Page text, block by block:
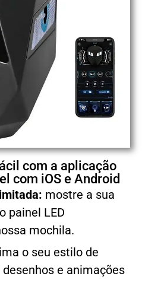
com a aplicação
com iOS e Android
mostre a sua
painel LED
mochila.
o seu estilo de
e animações